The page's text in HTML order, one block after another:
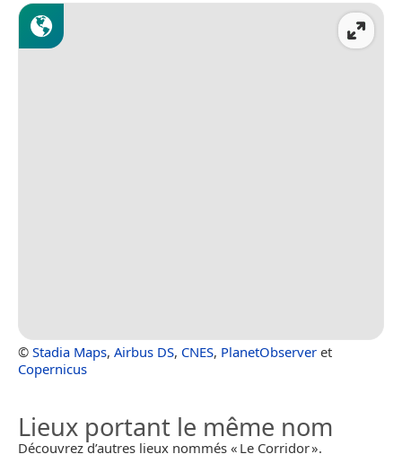
© Stadia Maps, Airbus DS, CNES, PlanetObserver et
Copernicus
Lieux portant le même nom
Découvrez d’autres lieux nommés « Le Corridor ».